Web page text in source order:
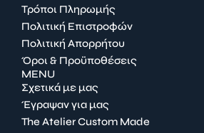
Τρόποι Πληρωμής
Πολιτική Επιστροφών
Πολιτική Απορρήτου
Όροι & Προϋποθέσεις
MENU
Σχετικά με μας
Έγραψαν για μας
The Atelier Custom Made